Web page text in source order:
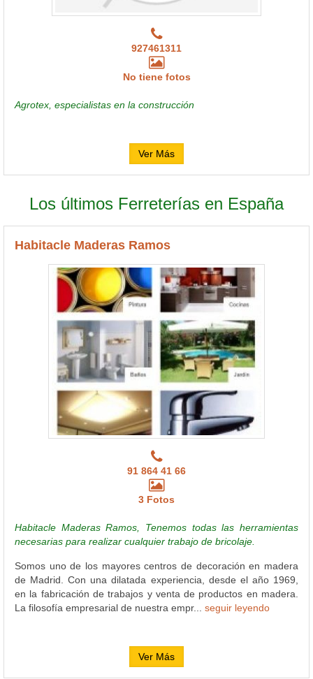
927461311
No tiene fotos
Agrotex, especialistas en la construcción
Ver Más
Los últimos Ferreterías en España
Habitacle Maderas Ramos
91 864 41 66
3 Fotos
Habitacle Maderas Ramos, Tenemos todas las herramientas
necesarias para realizar cualquier trabajo de bricolaje.
Somos uno de los mayores centros de decoración en madera
de Madrid. Con una dilatada experiencia, desde el año 1969,
en la fabricación de trabajos y venta de productos en madera.
La filosofía empresarial de nuestra empr... seguir leyendo
Ver Más